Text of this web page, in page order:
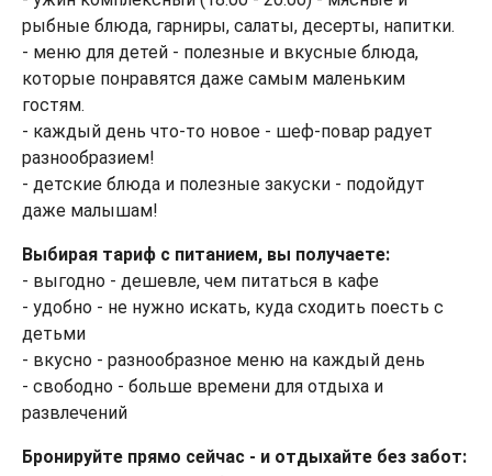
рыбные блюда, гарниры, салаты, десерты, напитки.
- меню для детей - полезные и вкусные блюда,
которые понравятся даже самым маленьким
гостям.
- каждый день что-то новое - шеф-повар радует
разнообразием!
- детские блюда и полезные закуски - подойдут
даже малышам!
Выбирая тариф с питанием, вы получаете:
- выгодно - дешевле, чем питаться в кафе
- удобно - не нужно искать, куда сходить поесть с
детьми
- вкусно - разнообразное меню на каждый день
- свободно - больше времени для отдыха и
развлечений
Бронируйте прямо сейчас - и отдыхайте без забот: